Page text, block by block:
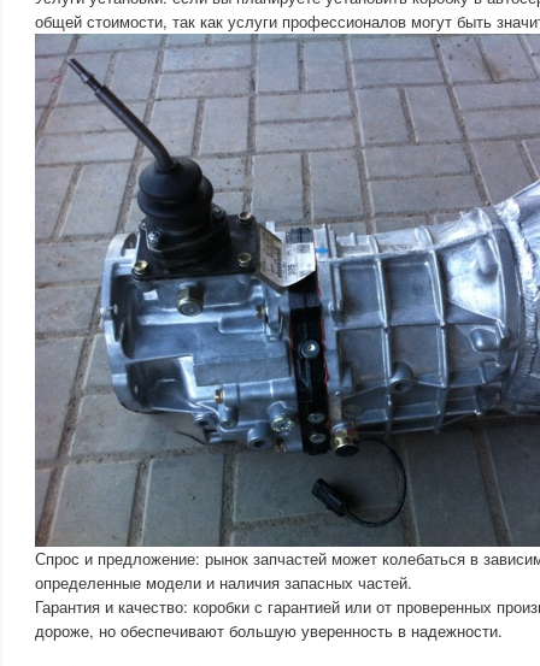
общей стоимости, так как услуги профессионалов могут быть
Спрос и предложение: рынок запчастей может колебаться в
определенные модели и наличия запасных частей.
Гарантия и качество: коробки с гарантией или от проверенных
дороже, но обеспечивают большую уверенность в надежности.